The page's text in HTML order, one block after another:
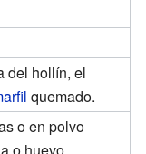
del hollín, el
quemado.
o en polvo